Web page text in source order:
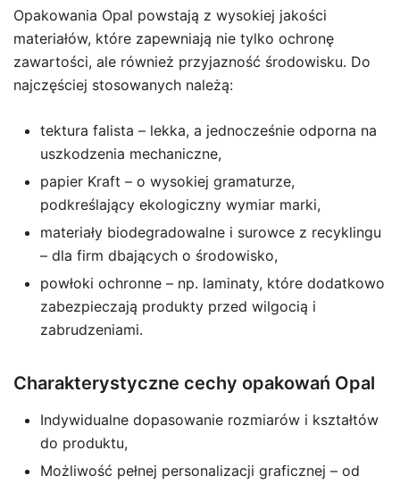
Opakowania Opal powstają z wysokiej jakości
materiałów, które zapewniają nie tylko ochronę
zawartości, ale również przyjazność środowisku. Do
najczęściej stosowanych należą:
tektura falista – lekka, a jednocześnie odporna na
uszkodzenia mechaniczne,
papier Kraft – o wysokiej gramaturze,
podkreślający ekologiczny wymiar marki,
materiały biodegradowalne i surowce z recyklingu
– dla firm dbających o środowisko,
powłoki ochronne – np. laminaty, które dodatkowo
zabezpieczają produkty przed wilgocią i
zabrudzeniami.
Charakterystyczne cechy opakowań Opal
Indywidualne dopasowanie rozmiarów i kształtów
do produktu,
Możliwość pełnej personalizacji graficznej – od